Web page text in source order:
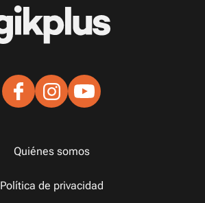
Quiénes somos
Política de privacidad